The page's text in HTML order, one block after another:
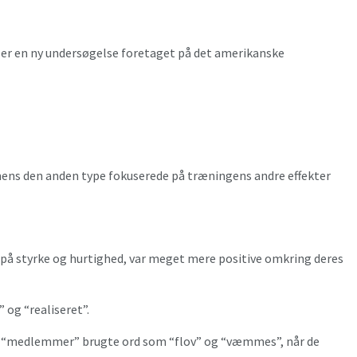
en ny undersøgelse foretaget på det amerikanske
den anden type fokuserede på træningens andre effekter
styrke og hurtighed, var meget mere positive omkring deres
“realiseret”.
brugte ord som “flov” og “væmmes”, når de